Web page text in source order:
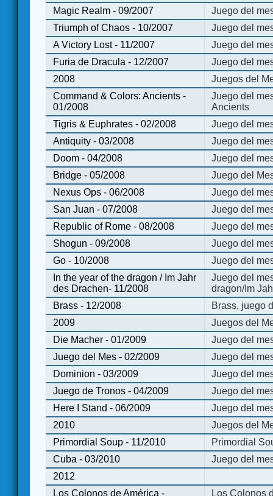
Magic Realm - 09/2007
Juego del
Triumph of Chaos - 10/2007
Juego del
A Victory Lost - 11/2007
Juego del
Furia de Dracula - 12/2007
Juego del
2008
Juegos del
Command & Colors: Ancients -
01/2008
Juego del
Ancients
Tigris & Euphrates - 02/2008
Juego del
Antiquity - 03/2008
Juego del
Doom - 04/2008
Juego del
Bridge - 05/2008
Juego del
Nexus Ops - 06/2008
Juego del
San Juan - 07/2008
Juego del
Republic of Rome - 08/2008
Juego del
Shogun - 09/2008
Juego del
Go - 10/2008
Juego del
In the year of the dragon / Im Jahr
des Drachen- 11/2008
Juego del
dragon/Im
Brass - 12/2008
Brass, juego
2009
Juegos del
Die Macher - 01/2009
Juego del
Juego del Mes - 02/2009
Juego del
Dominion - 03/2009
Juego del
Juego de Tronos - 04/2009
Juego del
Here I Stand - 06/2009
Juego del
2010
Juegos del
Primordial Soup - 11/2010
Primordial
Cuba - 03/2010
Juego del
2012
Los Colonos de América -
Los Colonos